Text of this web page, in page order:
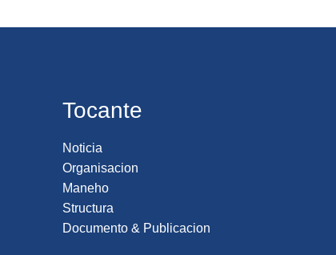
Tocante
Noticia
Organisacion
Maneho
Structura
Documento & Publicacion